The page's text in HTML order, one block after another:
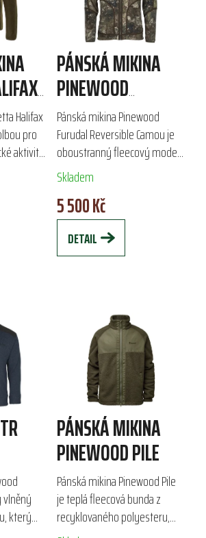
Halifax
pro
aktivity
a
PÁNSKÁ MIKINA
PINEWOOD
FURUDAL
REVERSIBLE
CAMOU
Pánská mikina Pinewood
Furudal Reversible Camou je
oboustranný fleecový model
o gramáži 240 g, ideální pro
lov a volný čas. S prodyšnou a
voděodpudivou konstrukcí
nabízí pohodlí...
Skladem
5 500 Kč
DETAIL
vlněný
který
PÁNSKÁ MIKINA
PINEWOOD PILE
Pánská mikina Pinewood Pile
je teplá fleecová bunda z
recyklovaného polyesteru,